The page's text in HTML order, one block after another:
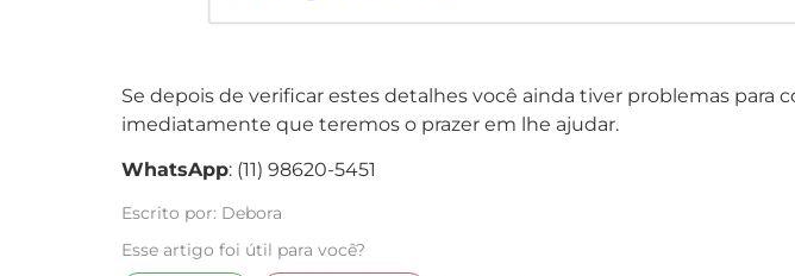
Se depois de verificar estes detalhes você ainda tiver problemas
imediatamente que teremos o prazer em lhe ajudar.
WhatsApp: (11) 98620-5451
Escrito por: Debora
Esse artigo foi útil para você?